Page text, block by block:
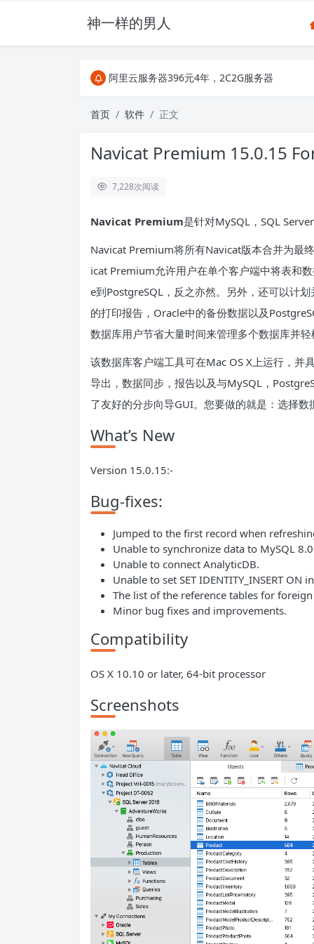
神一样的男人
阿里云服务器396元4年，2C2G服务器
关注Telegram频道有新消息第一时间推送
阿里云服务器396元4年，2C2G服务器
首页 软件 正文
Navicat Premium 15.0.15
7,228次阅读
Navicat Premium是针对MySQL，SQL
Navicat Premium将所有Navicat版本合并为最
icat Premium允许用户在单个客户端中将表和
e到PostgreSQL，反之亦然。另外，还可以计
的打印报告，Oracle中的备份数据以及
数据库用户节省大量时间来管理多个数据库并
该数据库客户端工具可在Mac OS X上运行，
导出，数据同步，报告以及与MySQL，
了友好的分步向导GUI。您要做的就是：选择
What’s New
Version 15.0.15:-
Bug-fixes:
Jumped to the first record when
Unable to synchronize data to MySQL
Unable to connect AnalyticDB.
Unable to set SET IDENTITY_INSERT ON
The list of the reference tables for
Minor bug fixes and improvements.
Compatibility
OS X 10.10 or later, 64-bit processor
Screenshots